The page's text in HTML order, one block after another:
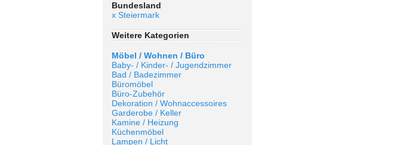
Bundesland
x Steiermark
Weitere Kategorien
Möbel / Wohnen / Büro
Baby- / Kinder- / Jugendzimmer
Bad / Badezimmer
Büromöbel
Büro-Zubehör
Dekoration / Wohnaccessoires
Garderobe / Keller
Kamine / Heizung
Küchenmöbel
Lampen / Licht